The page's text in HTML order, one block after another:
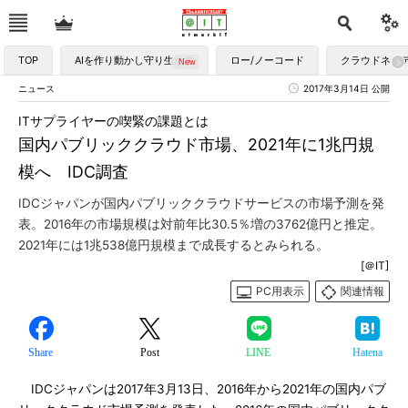
TOP AIを作り動かし守り生かす ロー/ノーコード クラウドネイ
ニュース 2017年3月14日 公開
国内パブリッククラウド市場、2021年に1兆円規
模へ IDC調査
ITサプライヤーの喫緊の課題とは
IDCジャパンが国内パブリッククラウドサービスの市場予測を発
表。2016年の市場規模は対前年比30.5％増の3762億円と推定。
2021年には1兆538億円規模まで成長するとみられる。
[＠IT]
PC用表示
関連情報
Share Post LINE Hatena
IDCジャパンは2017年3月13日、2016年から2021年の国内パブ